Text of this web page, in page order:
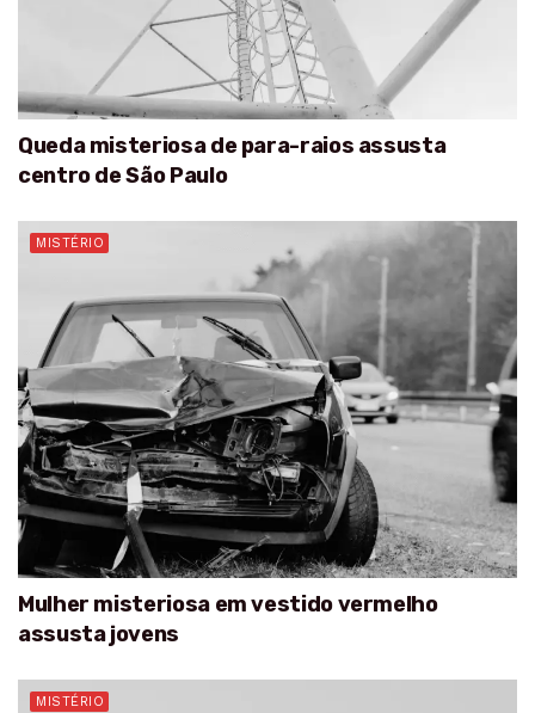
Queda misteriosa de para-raios assusta
centro de São Paulo
MISTÉRIO
Mulher misteriosa em vestido vermelho
assusta jovens
MISTÉRIO